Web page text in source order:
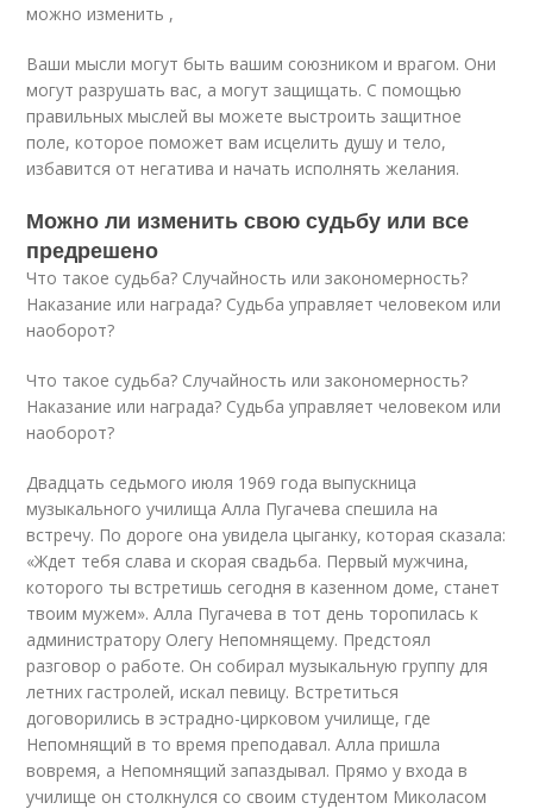
можно изменить ,
Ваши мысли могут быть вашим союзником и врагом. Они
могут разрушать вас, а могут защищать. С помощью
правильных мыслей вы можете выстроить защитное
поле, которое поможет вам исцелить душу и тело,
избавится от негатива и начать исполнять желания.
Можно ли изменить свою судьбу или все
предрешено
Что такое судьба? Случайность или закономерность?
Наказание или награда? Судьба управляет человеком или
наоборот?
Что такое судьба? Случайность или закономерность?
Наказание или награда? Судьба управляет человеком или
наоборот?
Двадцать седьмого июля 1969 года выпускница
музыкального училища Алла Пугачева спешила на
встречу. По дороге она увидела цыганку, которая сказала:
«Ждет тебя слава и скорая свадьба. Первый мужчина,
которого ты встретишь сегодня в казенном доме, станет
твоим мужем». Алла Пугачева в тот день торопилась к
администратору Олегу Непомнящему. Предстоял
разговор о работе. Он собирал музыкальную группу для
летних гастролей, искал певицу. Встретиться
договорились в эстрадно-цирковом училище, где
Непомнящий в то время преподавал. Алла пришла
вовремя, а Непомнящий запаздывал. Прямо у входа в
училище он столкнулся со своим студентом Миколасом